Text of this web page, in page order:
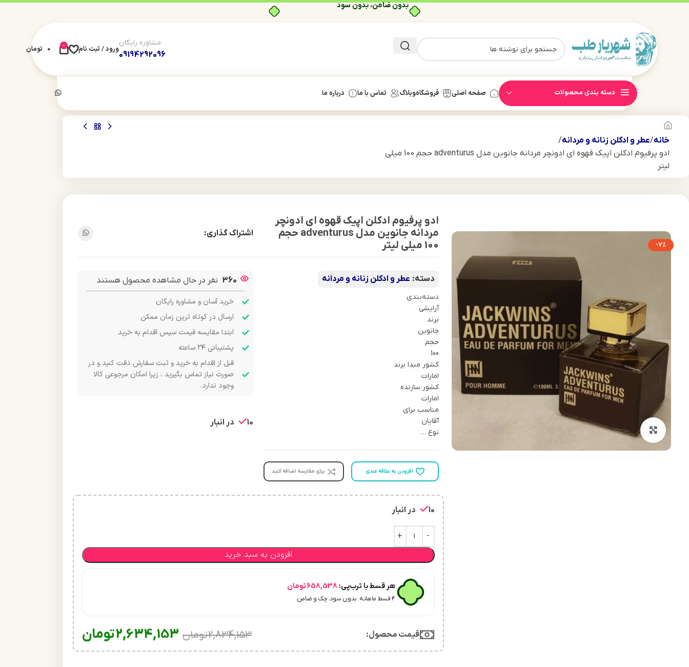
بدون ضامن، بدون سود
مشاوره رایگان
09194292096
ورود / ثبت نام 0
0 تومان
دسته بندی محصولات صفحه اصلی فروشگاهوبلاگ تماس با ما درباره ما
خانه عطر و ادکلن زنانه و مردانه
ادو پرفیوم ادکلن اپیک قهوه ای ادونچر مردانه جانوین مدل adventurus حجم 100 میلی
لیتر
-7%
بزرگنمایی تصویر
ادو پرفیوم ادکلن اپیک قهوه ای ادونچر
مردانه جانوین مدل adventurus حجم
100 میلی لیتر
اشتراک گذاری:
دسته: عطر و ادکلن زنانه و مردانه
دسته‌بندی
آرایشی
برند
جانوین
حجم
100
کشور مبدا برند
امارات
کشور سازنده
امارات
مناسب برای
آقایان
نوع …
افزودن به علاقه مندی برای مقایسه اضافه کنید
360 نفر در حال مشاهده محصول هستند
خرید آسان و مشاوره رایگان
ارسال در کوتاه ترین زمان ممکن
ابتدا مقایسه قیمت سپس اقدام به خرید
پشتیبانی ۲۴ ساعته
قبل از اقدام به خرید و ثبت سفارش دقت کنید و در
صورت نیاز تماس بگیرید ، زیرا امکان مرجوعی کالا
وجود ندارد.
10 در انبار
10 در انبار
افزودن به سبد خرید
هر قسط با ترب‌پی:658,538تومان
۴ قسط ماهانه. بدون سود، چک و ضامن.
قیمت محصول:​ 2,834,153تومان 2,634,153تومان